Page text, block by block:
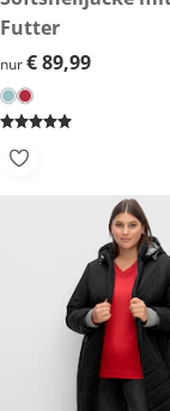
Futter
€ 89,99
nur€ 89,99